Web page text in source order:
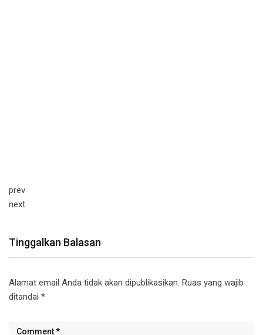
prev
next
Tinggalkan Balasan
Alamat email Anda tidak akan dipublikasikan. Ruas yang wajib
ditandai *